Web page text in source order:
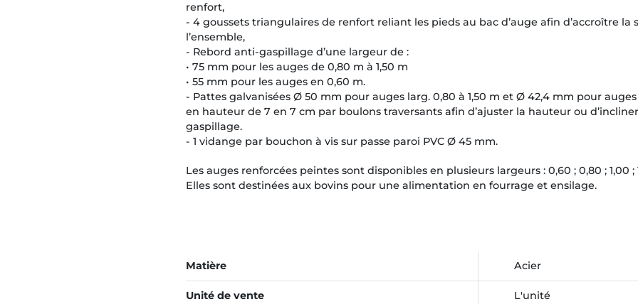
renfort,
- 4 goussets triangulaires de renfort reliant les pieds au bac d’auge afin d’accroître
l’ensemble,
- Rebord anti-gaspillage d’une largeur de :
• 75 mm pour les auges de 0,80 m à 1,50 m
• 55 mm pour les auges en 0,60 m.
- Pattes galvanisées Ø 50 mm pour auges larg. 0,80 à 1,50 m et Ø 42,4 mm pour
en hauteur de 7 en 7 cm par boulons traversants afin d’ajuster la hauteur ou
gaspillage.
- 1 vidange par bouchon à vis sur passe paroi PVC Ø 45 mm.
Les auges renforcées peintes sont disponibles en plusieurs largeurs : 0,60 ; 0,80 ; 1,00 ;
Elles sont destinées aux bovins pour une alimentation en fourrage et ensilage.
Matière Acier
Unité de vente L'unité